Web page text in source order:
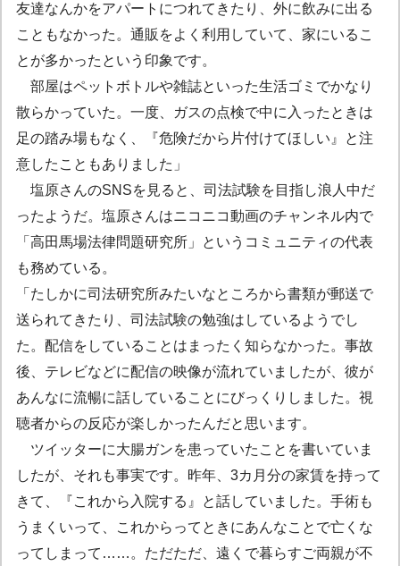
友達なんかをアパートにつれてきたり、外に飲みに出る
こともなかった。通販をよく利用していて、家にいるこ
とが多かったという印象です。
部屋はペットボトルや雑誌といった生活ゴミでかなり
散らかっていた。一度、ガスの点検で中に入ったときは
足の踏み場もなく、『危険だから片付けてほしい』と注
意したこともありました」
塩原さんのSNSを見ると、司法試験を目指し浪人中だ
ったようだ。塩原さんはニコニコ動画のチャンネル内で
「高田馬場法律問題研究所」というコミュニティの代表
も務めている。
「たしかに司法研究所みたいなところから書類が郵送で
送られてきたり、司法試験の勉強はしているようでし
た。配信をしていることはまったく知らなかった。事故
後、テレビなどに配信の映像が流れていましたが、彼が
あんなに流暢に話していることにびっくりしました。視
聴者からの反応が楽しかったんだと思います。
ツイッターに大腸ガンを患っていたことを書いていま
したが、それも事実です。昨年、3カ月分の家賃を持って
きて、『これから入院する』と話していました。手術も
うまくいって、これからってときにあんなことで亡くな
ってしまって……。ただただ、遠くで暮らすご両親が不